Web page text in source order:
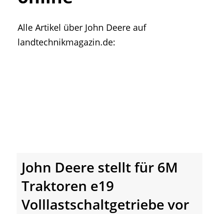
• Messen und Veranstaltungen
• Mitteilung der Redaktion
Alle Artikel über John Deere auf
landtechnikmagazin.de:
John Deere stellt für 6M
Traktoren e19
Volllastschaltgetriebe vor